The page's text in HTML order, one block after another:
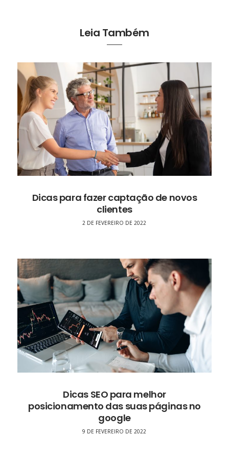
Leia Também
Dicas para fazer captação de novos
clientes
2 DE FEVEREIRO DE 2022
Dicas SEO para melhor
posicionamento das suas páginas no
google
9 DE FEVEREIRO DE 2022